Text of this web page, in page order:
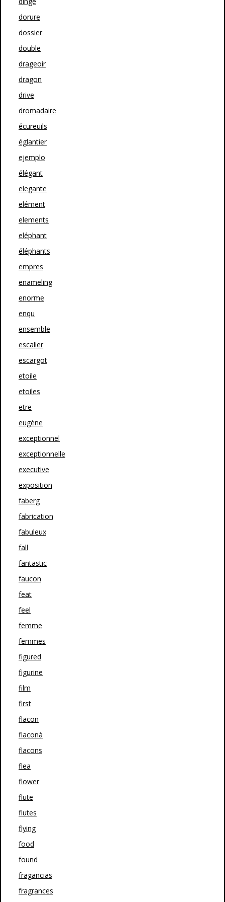
dorure
dossier
double
drageoir
dragon
drive
dromadaire
écureuils
églantier
ejemplo
élégant
elegante
elément
elements
eléphant
éléphants
empres
enameling
enorme
enqu
ensemble
escalier
escargot
etoile
etoiles
etre
eugène
exceptionnel
exceptionnelle
executive
exposition
faberg
fabrication
fabuleux
fall
fantastic
faucon
feat
feel
femme
femmes
figured
figurine
film
first
flacon
flaconà
flacons
flea
flower
flute
flutes
flying
food
found
fragancias
fragrances